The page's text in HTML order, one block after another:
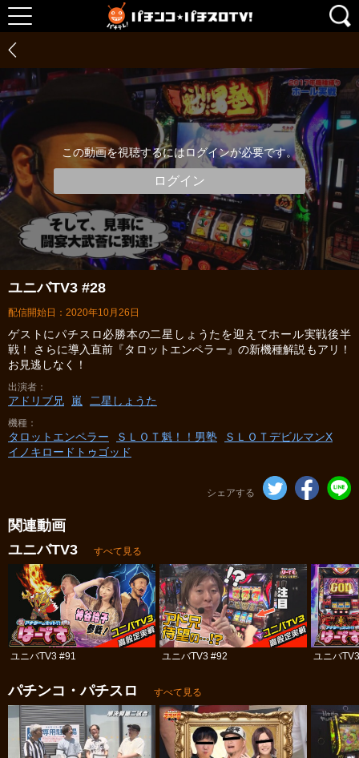
この動画を視聴するにはログインが必要です。
ログイン
ユニバTV3 #28
配信開始日：2020年10月26日
ゲストにパチスロ必勝本の二星しょうたを迎えてホール実戦後半
戦！ さらに導入直前『タロットエンペラー』の新機種解説もアリ！
お見逃しなく！
出演者
アドリブ兄 嵐 二星しょうた
機種
タロットエンペラー ＳＬＯＴ魁！！男塾
ＳＬＯＴデビルマンΧ
イノキロードトゥゴッド
シェアする
関連動画
ユニバTV3
すべて見る
ユニバTV3 #91 ユニバTV3 #92 ユニバ
パチンコ・パチスロ すべて見る